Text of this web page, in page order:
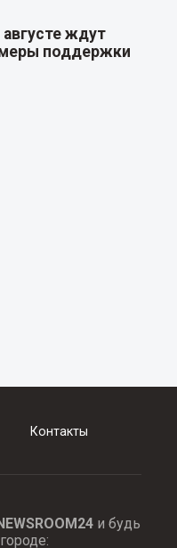
ждут
поддержки
Контакты
и будь